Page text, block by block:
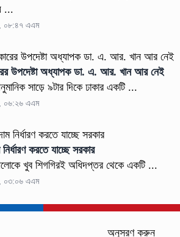
...
০৮:৪৭ এএম
উপদেষ্টা অধ্যাপক ডা. এ. আর. খান আর নেই
সাড়ে ৯টার দিকে ঢাকার একটি ...
০৬:২৬ এএম
করতে যাচ্ছে সরকার
খুব শিগগিরই অধিদপ্তর থেকে একটি ...
০৩:০৬ এএম
অনুসরণ করুন